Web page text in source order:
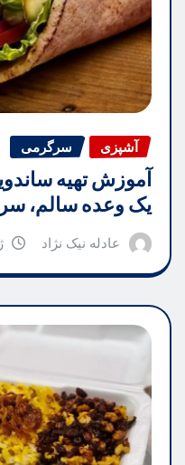
آشپزی سرگرمی
آموزش تهیه
یک وعده سالم،
عادله نیک نژاد